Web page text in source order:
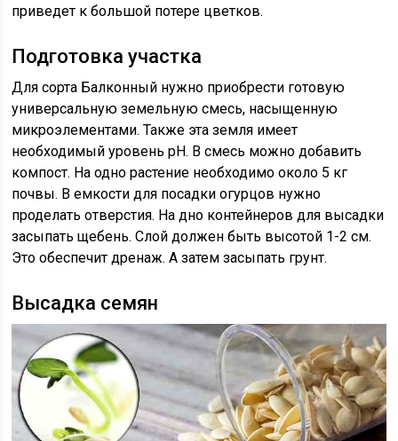
приведет к большой потере цветков.
Подготовка участка
Для сорта Балконный нужно приобрести готовую
универсальную земельную смесь, насыщенную
микроэлементами. Также эта земля имеет
необходимый уровень рН. В смесь можно добавить
компост. На одно растение необходимо около 5 кг
почвы. В емкости для посадки огурцов нужно
проделать отверстия. На дно контейнеров для высадки
засыпать щебень. Слой должен быть высотой 1-2 см.
Это обеспечит дренаж. А затем засыпать грунт.
Высадка семян